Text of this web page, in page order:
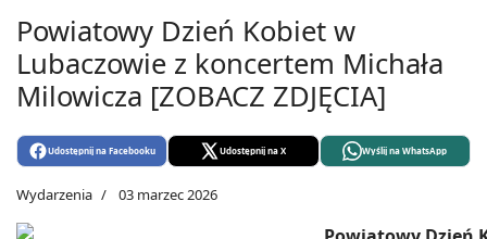
Powiatowy Dzień Kobiet w
Lubaczowie z koncertem Michała
Milowicza [ZOBACZ ZDJĘCIA]
Udostępnij na Facebooku Udostępnij na X Wyślij na WhatsApp
Wydarzenia 03 marzec 2026